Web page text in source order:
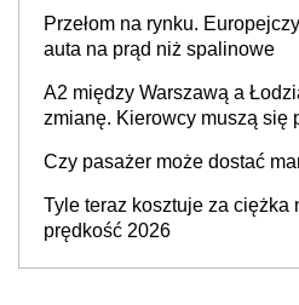
Przełom na rynku.
auta na prąd niż spalinowe
A2 między Warszawą a
zmianę. Kierowcy muszą się
Czy pasażer może dostać
Tyle teraz kosztuje za ciężka
prędkość 2026